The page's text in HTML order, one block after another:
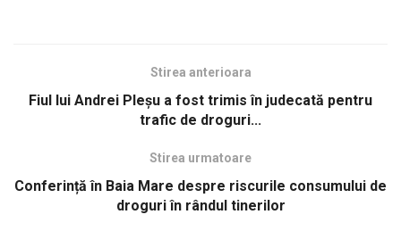
Stirea anterioara
Fiul lui Andrei Pleșu a fost trimis în judecată pentru
trafic de droguri...
Stirea urmatoare
Conferință în Baia Mare despre riscurile consumului de
droguri în rândul tinerilor